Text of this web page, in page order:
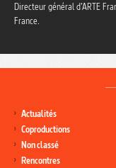
Directeur général d’ARTE
France.
Actualités
Coproductions
Non classé
Rencontres